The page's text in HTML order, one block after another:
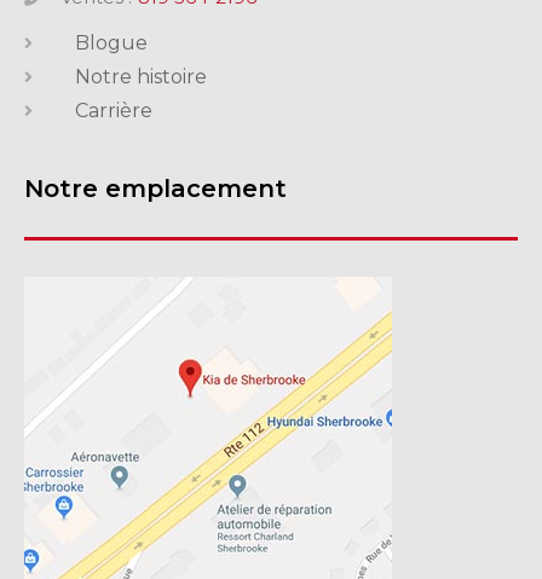
Blogue
Notre histoire
Carrière
Notre emplacement